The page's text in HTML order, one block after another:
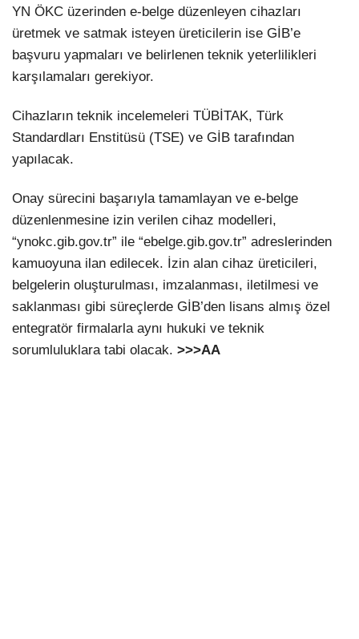
YN ÖKC üzerinden e-belge düzenleyen cihazları
üretmek ve satmak isteyen üreticilerin ise GİB’e
başvuru yapmaları ve belirlenen teknik yeterlilikleri
karşılamaları gerekiyor.
Cihazların teknik incelemeleri TÜBİTAK, Türk
Standardları Enstitüsü (TSE) ve GİB tarafından
yapılacak.
Onay sürecini başarıyla tamamlayan ve e-belge
düzenlenmesine izin verilen cihaz modelleri,
“ynokc.gib.gov.tr” ile “ebelge.gib.gov.tr” adreslerinden
kamuoyuna ilan edilecek. İzin alan cihaz üreticileri,
belgelerin oluşturulması, imzalanması, iletilmesi ve
saklanması gibi süreçlerde GİB’den lisans almış özel
entegratör firmalarla aynı hukuki ve teknik
sorumluluklara tabi olacak. >>>AA